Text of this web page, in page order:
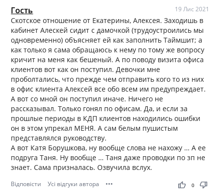
Гость 19 Лис 2021
Скотское отношение от Екатерины, Алексея. Заходишь в
кабинет Алескей сидит с дамочкой (трудоустроились мы
одновременно) объясняет ей как заполнить Таймшит; а
как только я сама обращаюсь к нему по тому же вопросу
кричит на меня как бешеный. А по поводу визита офиса
клиентов вот как он поступил. Девочки мне
проболтались, что прежде чем отправить кого то из них
в офис клиента Алексей все обо всем им предупреждает.
А вот со мной он поступил иначе. Ничего не
рассказывал. Только гонял по офисам. Да, и если за
прошлые периоды в КДП клиентов находились ошибки
он в этом упрекал МЕНЯ. А сам белым пушистым
представлялся руководству.
А вот Катя Борушкова, ну вообще слова не нахожу … А ее
подруга Таня. Ну вообще … Таня даже проводки по зп не
знает. Сама призналась. Озвучила вслух.
Відповісти Усі відгуки автора ••• thumb_up thumb_down
0